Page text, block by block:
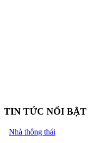
TIN TỨC NỔI BẬT
Nhà thông thái